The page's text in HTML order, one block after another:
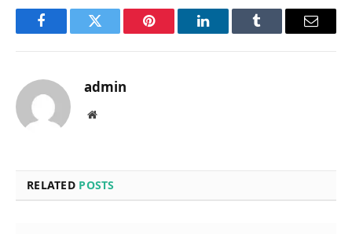
FacebookTwitter Pinterest LinkedInTumblr Email
admin
Website
RELATED POSTS